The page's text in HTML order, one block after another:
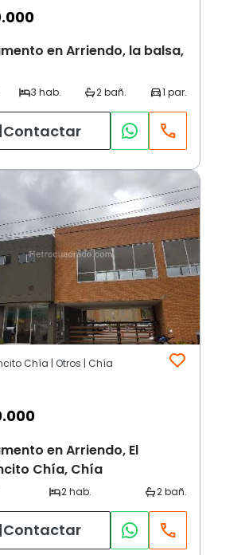
en Arriendo, la balsa,
Contactar
Chía | Otros | Chía
en Arriendo, El
Chía, Chía
Contactar